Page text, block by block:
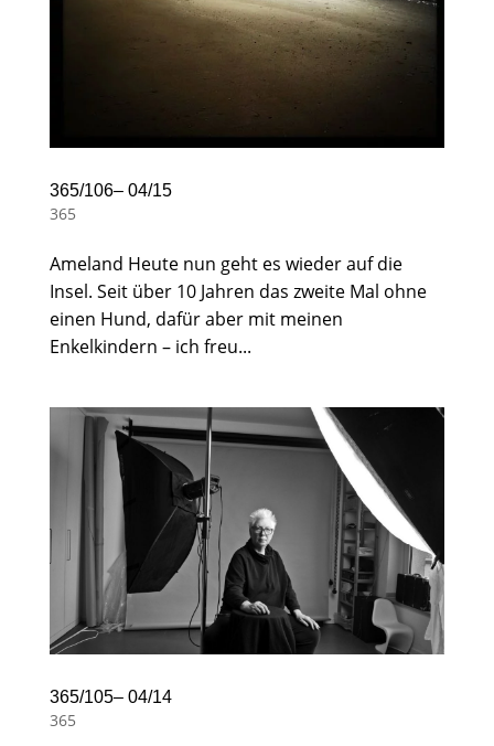
365/106– 04/15
365
Ameland Heute nun geht es wieder auf die
Insel. Seit über 10 Jahren das zweite Mal ohne
einen Hund, dafür aber mit meinen
Enkelkindern – ich freu...
365/105– 04/14
365